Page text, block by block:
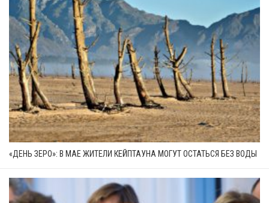
«ДЕНЬ ЗЕРО»: В МАЕ ЖИТЕЛИ КЕЙПТАУНА МОГУТ ОСТАТЬСЯ БЕЗ ВОДЫ